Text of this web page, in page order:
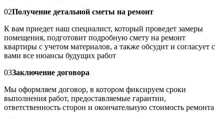
02Получение детальной сметы на ремонт
К вам приедет наш специалист, который проведет замеры
помещения, подготовит подробную смету на ремонт
квартиры с учетом материалов, а также обсудит и согласует с
вами все нюансы будущих работ
03Заключение договора
Мы оформляем договор, в котором фиксируем сроки
выполнения работ, предоставляемые гарантии,
ответственность сторон и окончательную стоимость ремонта